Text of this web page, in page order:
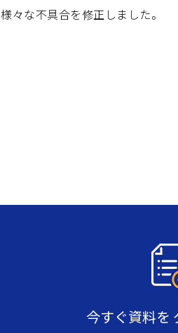
様々な不具合を修正しました。
今すぐ資料を